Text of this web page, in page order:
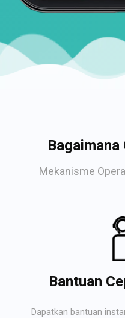
Bagaimana
Mekanisme
Bantuan
Dapatkan bantuan